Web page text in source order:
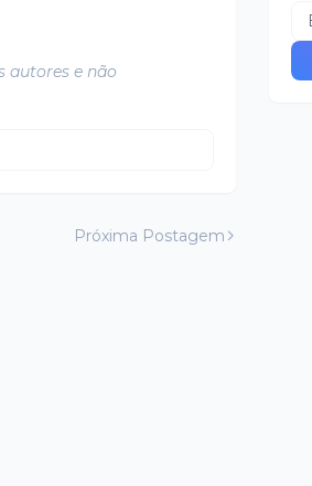
autores e não
Próxima Postagem